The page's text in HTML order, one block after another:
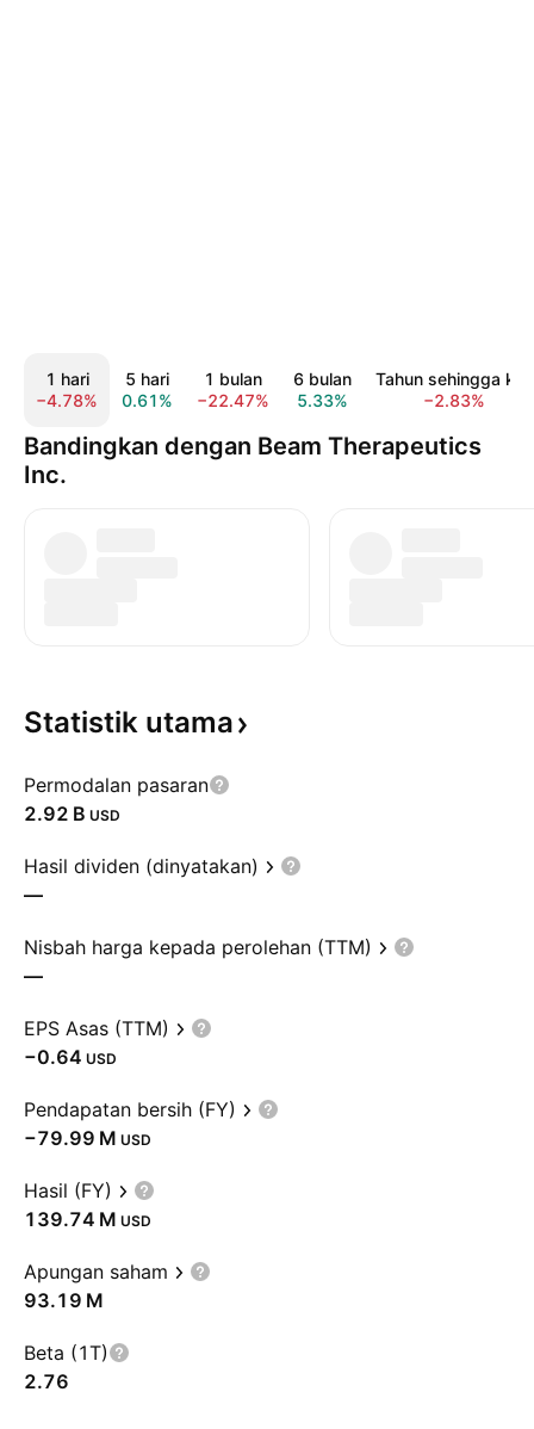
1 hari
−4.78%
5 hari
0.61%
1 bulan
−22.47%
6 bulan
5.33%
Tahun sehingga kini
−2.83%
Bandingkan dengan Beam Therapeutics
Inc.
Statistik utama
Permodalan pasaran
‪2.92 B‬ USD
Hasil dividen (dinyatakan)
—
Nisbah harga kepada perolehan (TTM)
—
EPS Asas (TTM)
−0.64 USD
Pendapatan bersih (FY)
‪−79.99 M‬ USD
Hasil (FY)
‪139.74 M‬ USD
Apungan saham
‪93.19 M‬
Beta (1T)
2.76